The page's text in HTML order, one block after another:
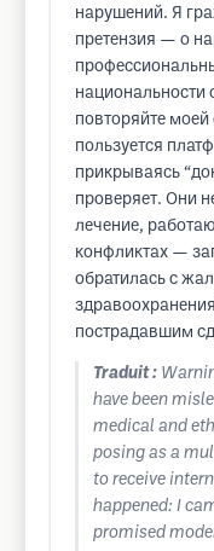
нарушений. Я
претензия — о
национальности
повторяйте
пользуется
прикрываясь
проверяет. Они
лечение,
конфликтах —
обратилась с
пострадавшим
Traduit :
have been
medical and
posing as a
to receive
happened: I
promised